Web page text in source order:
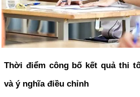
Thời điểm công bố kết quả thi
và ý nghĩa điều chỉnh